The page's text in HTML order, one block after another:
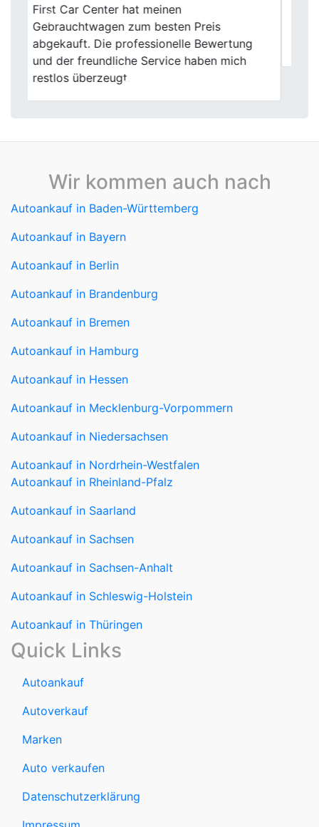
Servus, wolte mich bei dem Team für die
unkomplizierte Abwicklung bedanken,
kommen garantiert wieder auf sie zurück.
Previous
Wir kommen auch nach
Autoankauf in Baden-Württemberg
Autoankauf in Bayern
Autoankauf in Berlin
Autoankauf in Brandenburg
Autoankauf in Bremen
Autoankauf in Hamburg
Autoankauf in Hessen
Autoankauf in Mecklenburg-Vorpommern
Autoankauf in Niedersachsen
Autoankauf in Nordrhein-Westfalen
Autoankauf in Saarland
Autoankauf in Sachsen
Autoankauf in Sachsen-Anhalt
Autoankauf in Schleswig-Holstein
Autoankauf in Thüringen
Quick Links
Autoankauf
Autoverkauf
Marken
Auto verkaufen
Datenschutzerklärung
Impressum